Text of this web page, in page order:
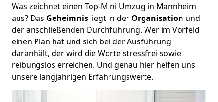
Was zeichnet einen Top-Mini Umzug in Mannheim
aus? Das Geheimnis liegt in der Organisation und
der anschließenden Durchführung. Wer im Vorfeld
einen Plan hat und sich bei der Ausführung
daranhält, der wird die Worte stressfrei sowie
reibungslos erreichen. Und genau hier helfen uns
unsere langjährigen Erfahrungswerte.